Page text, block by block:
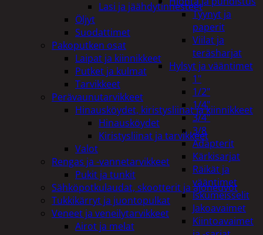
Tyynyt ja
paperit
Viilat ja
teräsharjat
Hylsyt ja vääntimet
1"
1/2"
1/4"
3/4"
3/8
Adapterit
Kärkisarjat
Räikät ja
vääntimet
Iskumeisselit
Jakoavaimet
Kiintoavaimet
Lasi ja jäähdytinnesteet
Öljyt
Suodattimet
Pakoputken osat
Laipat ja kiinnikkeet
Putket ja kulmat
Tarvikkeet
Perävaunutarvikkeet
Hinausköydet, kiristysliinat ja kiinnikkeet
Hinausköydet
Kiristysliinat ja tarvikkeet
Valot
Rengas ja -vannetarvikkeet
Pukit ja tunkit
Sähköpotkulaudat, skootterit ja ajoneuvot
Tukkikärryt ja juontopulkat
Veneet ja veneilytarvikkeet
Airot ja melat